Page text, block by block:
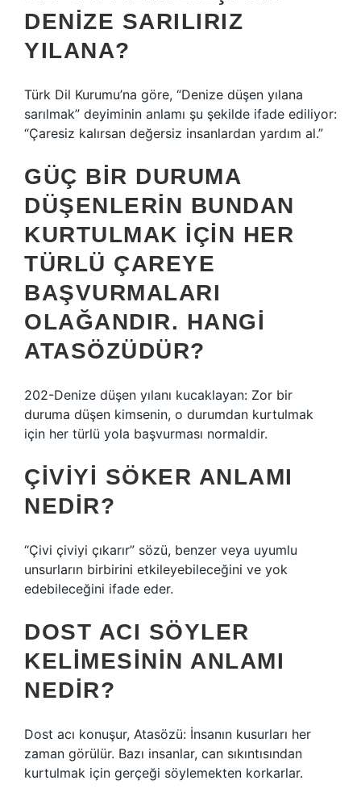
DENIZE SARILIRIZ
YILANA?
Türk Dil Kurumu’na göre, “Denize düşen yılana
sarılmak” deyiminin anlamı şu şekilde ifade ediliyor:
“Çaresiz kalırsan değersiz insanlardan yardım al.”
GÜÇ BIR DURUMA
DÜŞENLERIN BUNDAN
KURTULMAK IÇIN HER
TÜRLÜ ÇAREYE
BAŞVURMALARI
OLAĞANDIR. HANGI
ATASÖZÜDÜR?
202-Denize düşen yılanı kucaklayan: Zor bir
duruma düşen kimsenin, o durumdan kurtulmak
için her türlü yola başvurması normaldir.
ÇIVIYI SÖKER ANLAMI
NEDIR?
“Çivi çiviyi çıkarır” sözü, benzer veya uyumlu
unsurların birbirini etkileyebileceğini ve yok
edebileceğini ifade eder.
DOST ACI SÖYLER
KELIMESININ ANLAMI
NEDIR?
Dost acı konuşur, Atasözü: İnsanın kusurları her
zaman görülür. Bazı insanlar, can sıkıntısından
kurtulmak için gerçeği söylemekten korkarlar.